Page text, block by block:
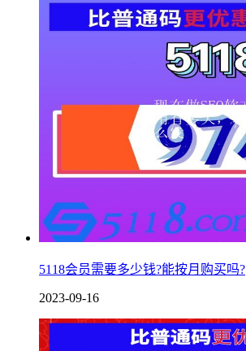
5118会员需要多少钱?能按月购买吗?
2023-09-16